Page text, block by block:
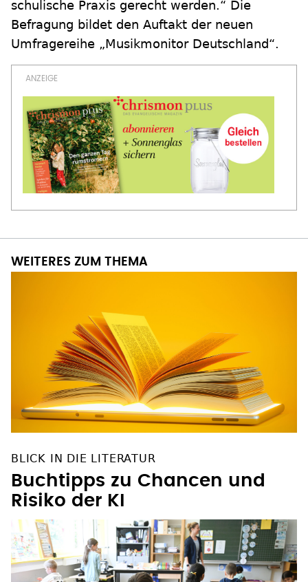
schulische Praxis gerecht werden.“ Die
Befragung bildet den Auftakt der neuen
Umfragereihe „Musikmonitor Deutschland“.
WEITERES ZUM THEMA
BLICK IN DIE LITERATUR
Buchtipps zu Chancen und
Risiko der KI